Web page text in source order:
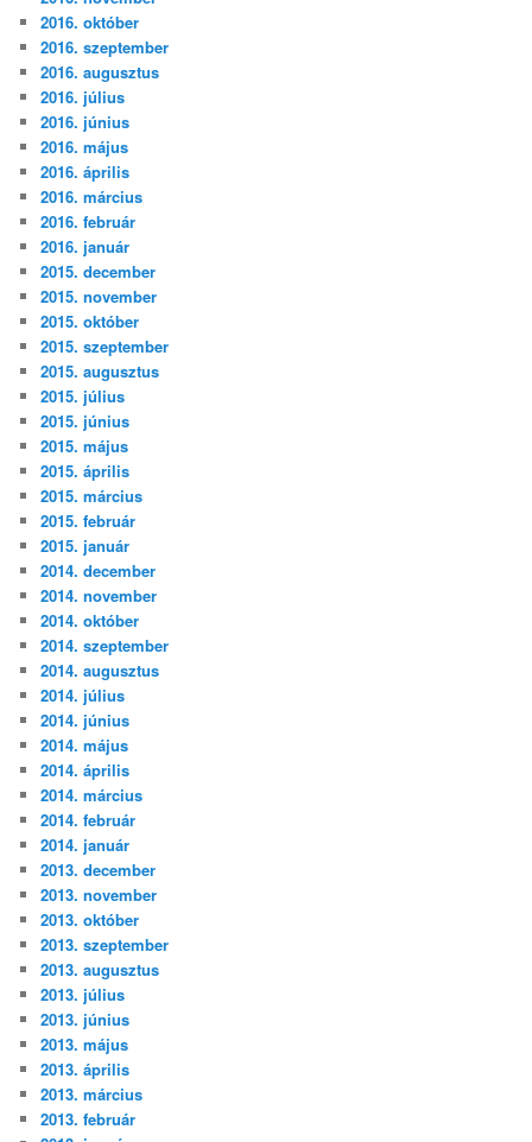
2016. október
2016. szeptember
2016. augusztus
2016. július
2016. június
2016. május
2016. április
2016. március
2016. február
2016. január
2015. december
2015. november
2015. október
2015. szeptember
2015. augusztus
2015. július
2015. június
2015. május
2015. április
2015. március
2015. február
2015. január
2014. december
2014. november
2014. október
2014. szeptember
2014. augusztus
2014. július
2014. június
2014. május
2014. április
2014. március
2014. február
2014. január
2013. december
2013. november
2013. október
2013. szeptember
2013. augusztus
2013. július
2013. június
2013. május
2013. április
2013. március
2013. február